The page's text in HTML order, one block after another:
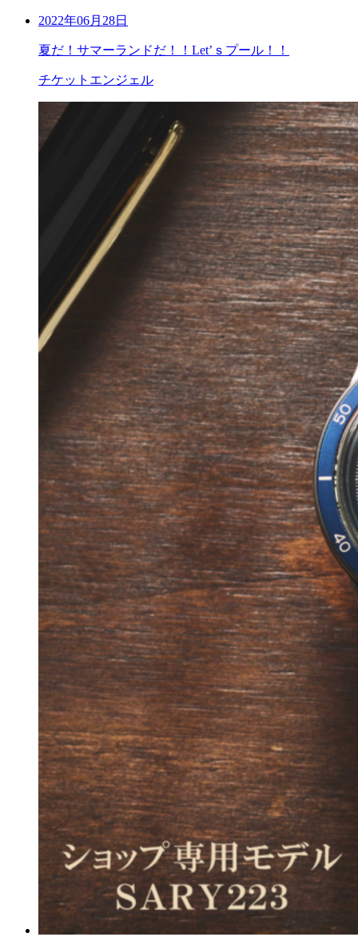
2022年06月28日
夏だ！サマーランドだ！！Let’ｓプール！！
チケットエンジェル